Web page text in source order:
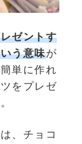
ゼントす
う意味が
単に作れ
をプレゼ
、チョコ